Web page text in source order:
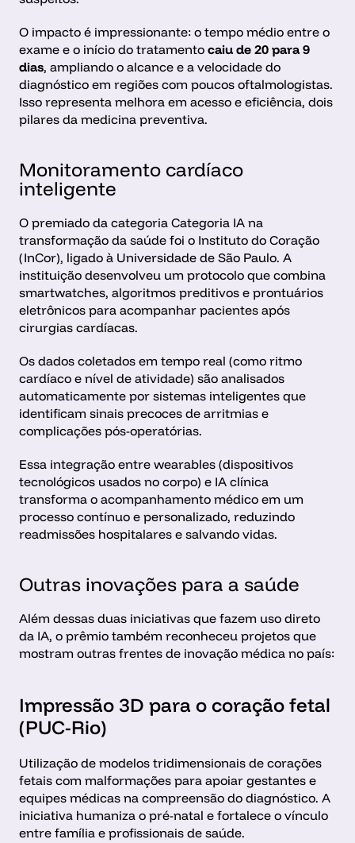
O impacto é impressionante: o tempo médio entre o
exame e o início do tratamento caiu de 20 para 9
dias, ampliando o alcance e a velocidade do
diagnóstico em regiões com poucos oftalmologistas.
Isso representa melhora em acesso e eficiência, dois
pilares da medicina preventiva.
Monitoramento cardíaco
inteligente
O premiado da categoria Categoria IA na
transformação da saúde foi o Instituto do Coração
(InCor), ligado à Universidade de São Paulo. A
instituição desenvolveu um protocolo que combina
smartwatches, algoritmos preditivos e prontuários
eletrônicos para acompanhar pacientes após
cirurgias cardíacas.
Os dados coletados em tempo real (como ritmo
cardíaco e nível de atividade) são analisados
automaticamente por sistemas inteligentes que
identificam sinais precoces de arritmias e
complicações pós-operatórias.
Essa integração entre wearables (dispositivos
tecnológicos usados no corpo) e IA clínica
transforma o acompanhamento médico em um
processo contínuo e personalizado, reduzindo
readmissões hospitalares e salvando vidas.
Outras inovações para a saúde
Além dessas duas iniciativas que fazem uso direto
da IA, o prêmio também reconheceu projetos que
mostram outras frentes de inovação médica no país:
Impressão 3D para o coração fetal
(PUC-Rio)
Utilização de modelos tridimensionais de corações
fetais com malformações para apoiar gestantes e
equipes médicas na compreensão do diagnóstico. A
iniciativa humaniza o pré-natal e fortalece o vínculo
entre família e profissionais de saúde.